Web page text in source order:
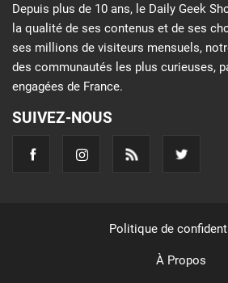
Depuis plus de 10 ans, le Daily Geek
la qualité de ses contenus et de ses
ses millions de visiteurs mensuels,
des communautés les plus curieuses,
engagées de France.
SUIVEZ-NOUS
Politique de
À Propos